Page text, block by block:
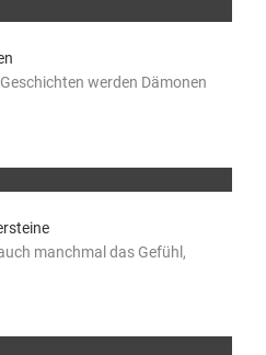
werden Dämonen
manchmal das Gefühl,